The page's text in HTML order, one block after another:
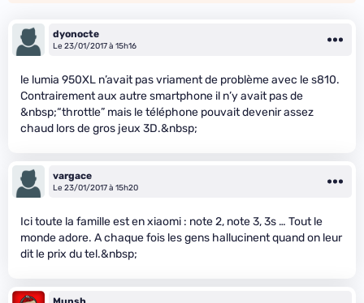
dyonocte
Le 23/01/2017 à 15h16
le lumia 950XL n’avait pas vriament de problème avec le s810.
Contrairement aux autre smartphone il n’y avait pas de
&nbsp;“throttle” mais le téléphone pouvait devenir assez
chaud lors de gros jeux 3D.&nbsp;
vargace
Le 23/01/2017 à 15h20
Ici toute la famille est en xiaomi : note 2, note 3, 3s … Tout le
monde adore. A chaque fois les gens hallucinent quand on leur
dit le prix du tel.&nbsp;